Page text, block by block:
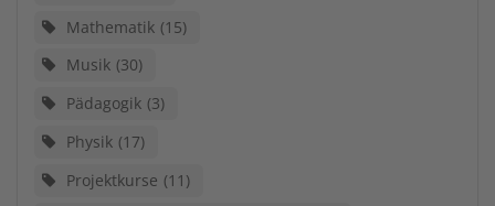
Mathematik 15
Musik 30
Pädagogik 3
Physik 17
Projektkurse 11